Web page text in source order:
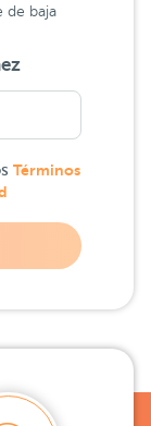
de baja
Términos